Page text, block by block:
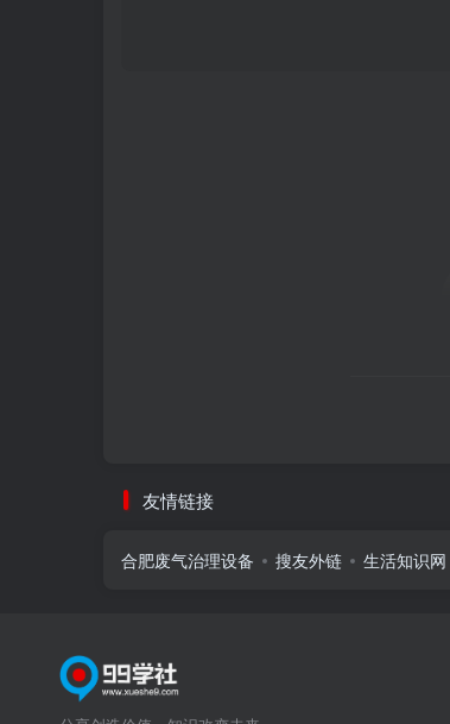
友情链接
合肥废气治理设备 搜友外链 生活知识网